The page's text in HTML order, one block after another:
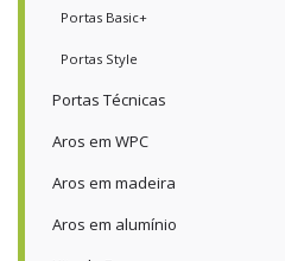
Portas Basic+
Portas Style
Portas Técnicas
Aros em WPC
Aros em madeira
Aros em alumínio